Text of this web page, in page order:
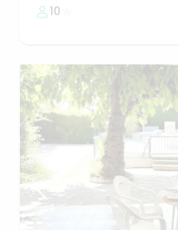
10